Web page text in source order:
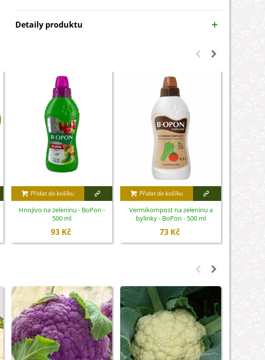
Detaily produktu
Přidat do košíku
Hnojivo na zeleninu - BoPon -
500 ml
93 Kč
Přidat do košíku
Vermikompost na zeleninu a
bylinky - BoPon - 500 ml
73 Kč